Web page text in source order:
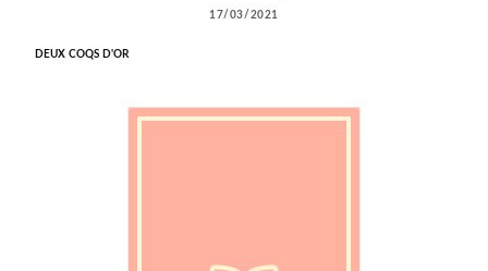
17/03/2021
DEUX COQS D'OR